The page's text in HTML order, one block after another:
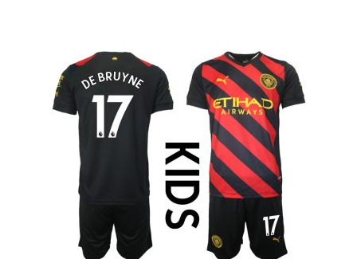
različic.
Možnosti
lahko
izberete
na
strani
izdelka